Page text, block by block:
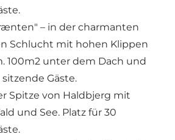
– in der charmanten
Schlucht mit hohen Klippen
100m2 unter dem Dach und
Gäste.
Spitze von Haldbjerg mit
und See. Platz für 30